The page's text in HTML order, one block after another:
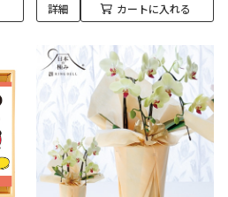
詳細 カートに入れる